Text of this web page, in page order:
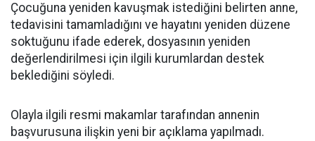
Çocuğuna yeniden kavuşmak istediğini belirten anne,
tedavisini tamamladığını ve hayatını yeniden düzene
soktuğunu ifade ederek, dosyasının yeniden
değerlendirilmesi için ilgili kurumlardan destek
beklediğini söyledi.
Olayla ilgili resmi makamlar tarafından annenin
başvurusuna ilişkin yeni bir açıklama yapılmadı.